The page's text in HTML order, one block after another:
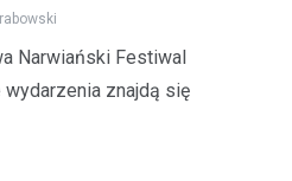
Narwiański Festiwal
wydarzenia znajdą się